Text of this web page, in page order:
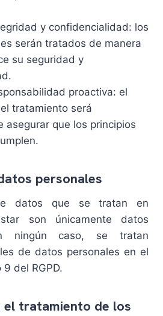
y confidencialidad: los
serán tratados de manera
su seguridad y
proactiva: el
tratamiento será
asegurar que los principios
personales
datos que se tratan en
son únicamente datos
ningún caso, se tratan
de datos personales en el
del RGPD.
el tratamiento de los